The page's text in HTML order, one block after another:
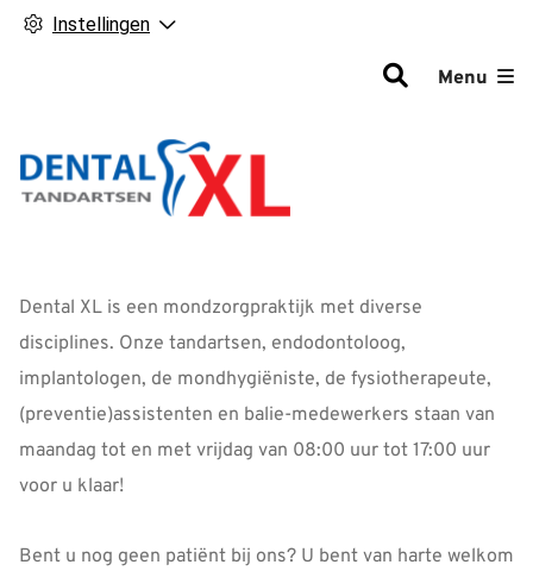
Instellingen
Menu
Dental XL is een mondzorgpraktijk met diverse
disciplines. Onze tandartsen, endodontoloog,
implantologen, de mondhygiëniste, de fysiotherapeute,
(preventie)assistenten en balie-medewerkers staan van
maandag tot en met vrijdag van 08:00 uur tot 17:00 uur
voor u klaar!
Bent u nog geen patiënt bij ons? U bent van harte welkom